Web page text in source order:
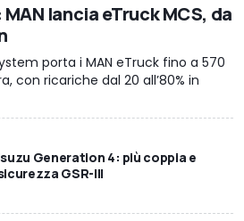
lancia eTruck MCS, da
porta i MAN eTruck fino a 570
con ricariche dal 20 all’80% in
Generation 4: più coppia e
GSR-III